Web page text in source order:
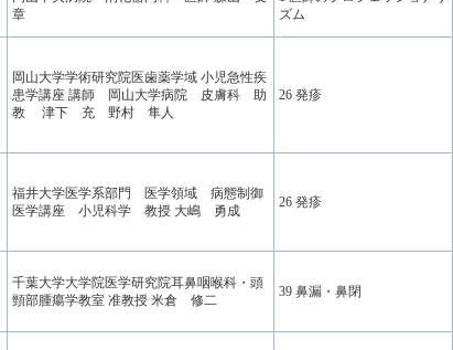
章
ズム
岡山大学学術研究院医歯薬学域 小児急性疾
患学講座 講師 岡山大学病院 皮膚科 助
教 津下 充 野村 隼人
26 発疹
福井大学医学系部門 医学領域 病態制御
医学講座 小児科学 教授 大嶋 勇成
26 発疹
千葉大学大学院医学研究院耳鼻咽喉科・頭
頸部腫瘍学教室 准教授 米倉 修二
39 鼻漏・鼻閉